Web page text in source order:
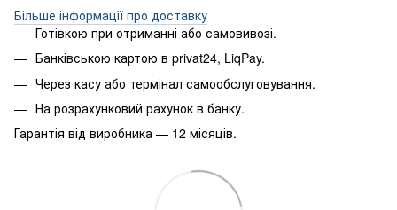
Більше інформації про доставку
Готівкою при отриманні або самовивозі.
Банківською картою в privat24, LiqPay.
Через касу або термінал самообслуговування.
На розрахунковий рахунок в банку.
Гарантія від виробника — 12 місяців.